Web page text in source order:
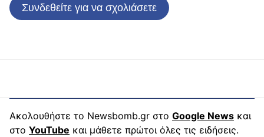
Συνδεθείτε για να σχολιάσετε
Ακολουθήστε το Newsbomb.gr στο Google News και
στο YouTube και μάθετε πρώτοι όλες τις ειδήσεις.